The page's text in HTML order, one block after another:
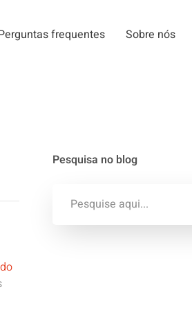
frequentes Sobre nós
Pesquisa no blog